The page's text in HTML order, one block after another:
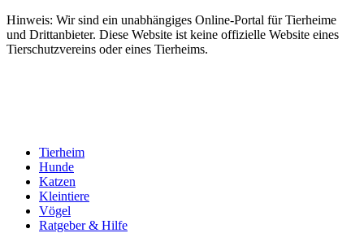
Hinweis: Wir sind ein unabhängiges Online-Portal für Tierheime
und Drittanbieter. Diese Website ist keine offizielle Website eines
Tierschutzvereins oder eines Tierheims.
Tierheim
Hunde
Katzen
Kleintiere
Vögel
Ratgeber & Hilfe